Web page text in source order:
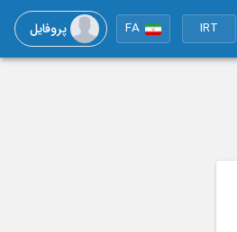
IRT
FA پروفایل